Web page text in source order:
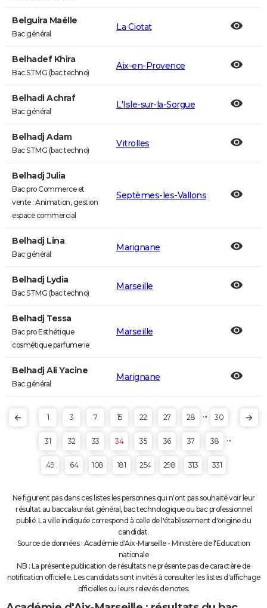
Belguira Maëlle
Bac général
La Ciotat
Belhadef Khira
Bac STMG (bac techno)
Aix-en-Provence
Belhadi Achraf
Bac général
L'Isle-sur-la-Sorgue
Belhadj Adam
Bac STMG (bac techno)
Vitrolles
Belhadj Julia
Bac pro Commerce et
vente : Animation, gestion
espace commercial
Septèmes-les-Vallons
Belhadj Lina
Bac général
Marignane
Belhadj Lydia
Bac STMG (bac techno)
Marseille
Belhadj Tessa
Bac pro Esthétique
cosmétique parfumerie
Marseille
Belhadj Ali Yacine
Bac général
Marignane
1 3 7 15 22 27 28 ... 30
31 32 33 34 35 36 37 38 ...
49 64 108 181 254 298 313 331
Ne figurent pas dans ces listes les personnes qui n'ont pas souhaité voir leur
résultat au baccalauréat général, bac technologique ou bac professionnel
publié. La ville indiquée correspond à celle de l'établissement d'origine du
candidat.
Source de données : Académie d'Aix-Marseille - Ministère de l'Education
nationale
NB : La présente publication de résultats ne présente pas de caractère de
notification officielle. Les candidats sont invités à consulter les listes d'affichage
officielles ou leurs relevés de notes.